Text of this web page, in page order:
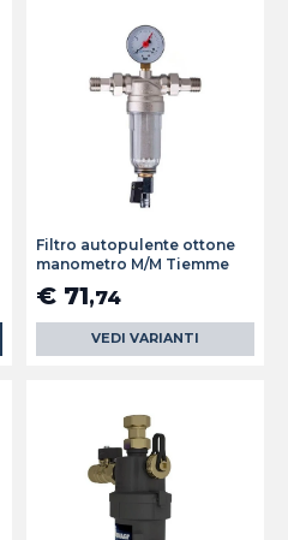
Filtro autopulente ottone
manometro M/M Tiemme
€ 71,74
VEDI VARIANTI